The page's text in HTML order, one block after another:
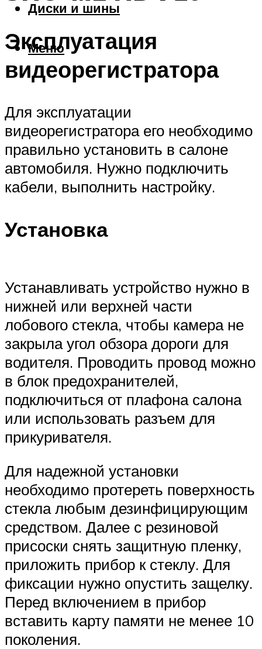
Диски и шины
Меню
Эксплуатация
видеорегистратора
Для эксплуатации
видеорегистратора его необходимо
правильно установить в салоне
автомобиля. Нужно подключить
кабели, выполнить настройку.
Установка
Устанавливать устройство нужно в
нижней или верхней части
лобового стекла, чтобы камера не
закрыла угол обзора дороги для
водителя. Проводить провод можно
в блок предохранителей,
подключиться от плафона салона
или использовать разъем для
прикуривателя.
Для надежной установки
необходимо протереть поверхность
стекла любым дезинфицирующим
средством. Далее с резиновой
присоски снять защитную пленку,
приложить прибор к стеклу. Для
фиксации нужно опустить защелку.
Перед включением в прибор
вставить карту памяти не менее 10
поколения.